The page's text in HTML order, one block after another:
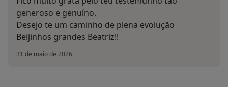
generoso e genuíno.
Desejo te um caminho de plena evolução
Beijinhos grandes Beatriz!!
31 de maio de 2026